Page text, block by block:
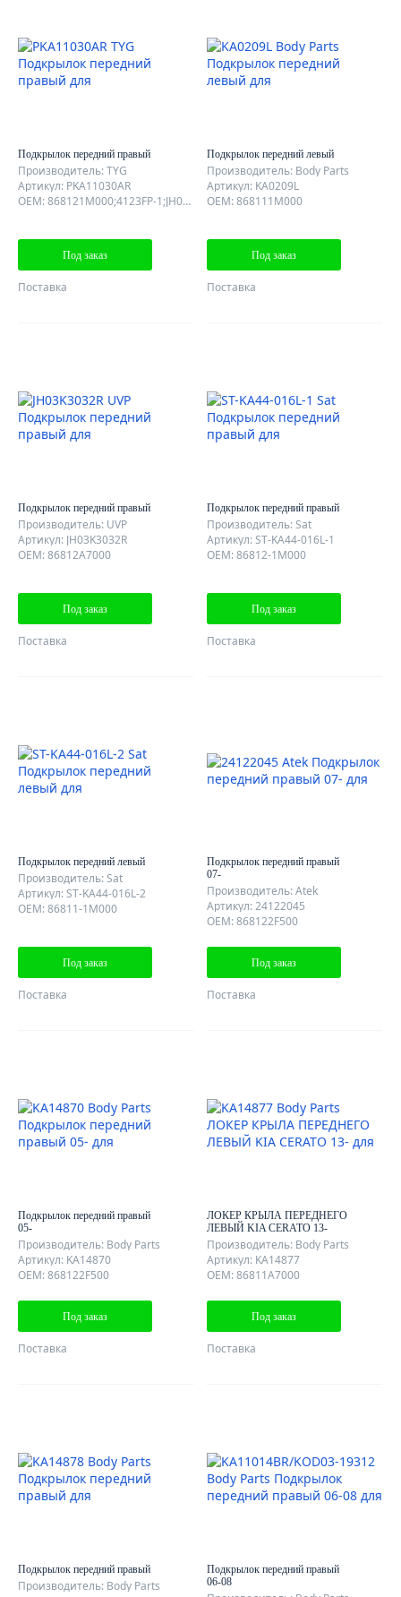
Подкрылок передний правый
Производитель: TYG
Артикул: PKA11030AR
OEM: 868121M000;4123FP-1;JH03-FOT09-032R
Под заказ
Поставка
Подкрылок передний левый
Производитель: Body Parts
Артикул: KA0209L
OEM: 868111M000
Под заказ
Поставка
Подкрылок передний правый
Производитель: UVP
Артикул: JH03K3032R
OEM: 86812A7000
Под заказ
Поставка
Подкрылок передний правый
Производитель: Sat
Артикул: ST-KA44-016L-1
OEM: 86812-1M000
Под заказ
Поставка
Подкрылок передний левый
Производитель: Sat
Артикул: ST-KA44-016L-2
OEM: 86811-1M000
Под заказ
Поставка
Подкрылок передний правый
07-
Производитель: Atek
Артикул: 24122045
OEM: 868122F500
Под заказ
Поставка
Подкрылок передний правый
05-
Производитель: Body Parts
Артикул: KA14870
OEM: 868122F500
Под заказ
Поставка
ЛОКЕР КРЫЛА ПЕРЕДНЕГО
ЛЕВЫЙ KIA CERATO 13-
Производитель: Body Parts
Артикул: KA14877
OEM: 86811A7000
Под заказ
Поставка
Подкрылок передний правый
Производитель: Body Parts
Подкрылок передний правый
06-08